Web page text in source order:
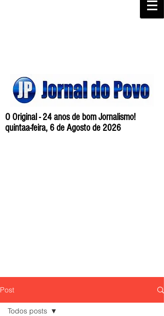
O Original - 24 anos de bom Jornalismo!
quintaa-feira, 6 de Agosto de 2026
Post
Todos posts